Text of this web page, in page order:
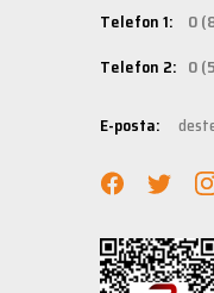
Telefon 1: 0
Telefon 2: 0
E-posta: